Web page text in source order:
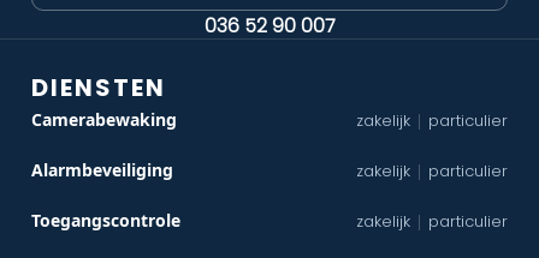
036 52 90 007
DIENSTEN
Camerabewaking zakelijk | particulier
Alarmbeveiliging zakelijk | particulier
Toegangscontrole zakelijk | particulier